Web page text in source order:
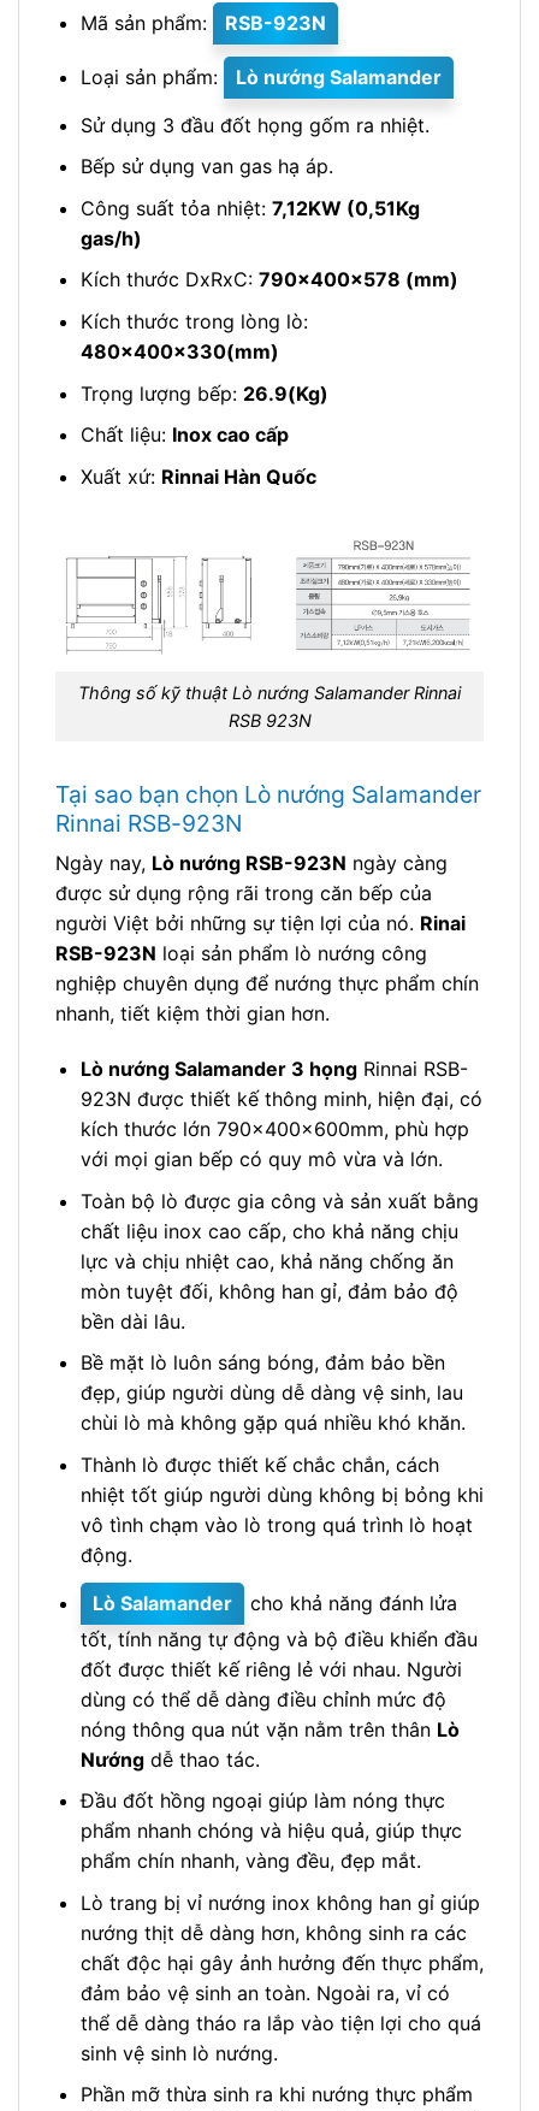
Mã sản phẩm: RSB-923N
Loại sản phẩm:
Lò nướng Salamander
Sử dụng 3 đầu đốt họng gốm ra nhiệt.
Bếp sử dụng van gas hạ áp.
Công suất tỏa nhiệt: 7,12KW (0,51Kg
gas/h)
Kích thước DxRxC: 790x400x578 (mm)
Kích thước trong lòng lò:
480x400x330(mm)
Trọng lượng bếp: 26.9(Kg)
Chất liệu: Inox cao cấp
Xuất xứ: Rinnai Hàn Quốc
Thông số kỹ thuật Lò nướng Salamander Rinnai
RSB 923N
Tại sao bạn chọn Lò nướng Salamander
Rinnai RSB-923N
Ngày nay, Lò nướng RSB-923N ngày càng
được sử dụng rộng rãi trong căn bếp của
người Việt bởi những sự tiện lợi của nó. Rinai
RSB-923N loại sản phẩm lò nướng công
nghiệp chuyên dụng để nướng thực phẩm chín
nhanh, tiết kiệm thời gian hơn.
Lò nướng Salamander 3 họngRinnai RSB-
923N được thiết kế thông minh, hiện đại, có
kích thước lớn 790x400x600mm, phù hợp
với mọi gian bếp có quy mô vừa và lớn.
Toàn bộ lò được gia công và sản xuất bằng
chất liệu inox cao cấp, cho khả năng chịu
lực và chịu nhiệt cao, khả năng chống ăn
mòn tuyệt đối, không han gỉ, đảm bảo độ
bền dài lâu.
Bề mặt lò luôn sáng bóng, đảm bảo bền
đẹp, giúp người dùng dễ dàng vệ sinh, lau
chùi lò mà không gặp quá nhiều khó khăn.
Thành lò được thiết kế chắc chắn, cách
nhiệt tốt giúp người dùng không bị bỏng khi
vô tình chạm vào lò trong quá trình lò hoạt
động.
Lò Salamander
cho khả năng đánh lửa
tốt, tính năng tự động và bộ điều khiển đầu
đốt được thiết kế riêng lẻ với nhau. Người
dùng có thể dễ dàng điều chỉnh mức độ
nóng thông qua nút vặn nằm trên thân Lò
Nướngdễ thao tác.
Đầu đốt hồng ngoại giúp làm nóng thực
phẩm nhanh chóng và hiệu quả, giúp thực
phẩm chín nhanh, vàng đều, đẹp mắt.
Lò trang bị vỉ nướng inox không han gỉ giúp
nướng thịt dễ dàng hơn, không sinh ra các
chất độc hại gây ảnh hưởng đến thực phẩm,
đảm bảo vệ sinh an toàn. Ngoài ra, vỉ có
thể dễ dàng tháo ra lắp vào tiện lợi cho quá
sinh vệ sinh lò nướng.
Phần mỡ thừa sinh ra khi nướng thực phẩm